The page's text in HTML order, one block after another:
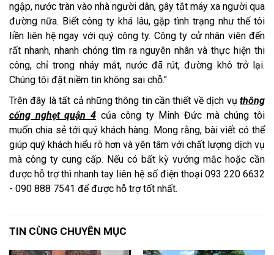
ngập, nước tràn vào nhà người dân, gây tắt máy xa người qua
đường nữa. Biết công ty khá lâu, gặp tình trạng như thế tôi
liền liên hệ ngay với quý công ty. Công ty cử nhân viên đến
rất nhanh, nhanh chóng tìm ra nguyên nhân và thực hiện thi
công, chỉ trong nháy mắt, nước đã rút, đường khô trở lại.
Chúng tôi đặt niềm tin không sai chỗ."
Trên đây là tất cả những thông tin cần thiết về dịch vụ thông
cống nghẹt quận 4của công ty Minh Đức mà chúng tôi
muốn chia sẻ tới quý khách hàng. Mong rằng, bài viết có thể
giúp quý khách hiểu rõ hơn và yên tâm với chất lượng dịch vụ
mà công ty cung cấp. Nếu có bất kỳ vướng mắc hoặc cần
được hỗ trợ thì nhanh tay liên hệ số điện thoại 093 220 6632
- 090 888 7541 để được hỗ trợ tốt nhất.
TIN CÙNG CHUYÊN MỤC